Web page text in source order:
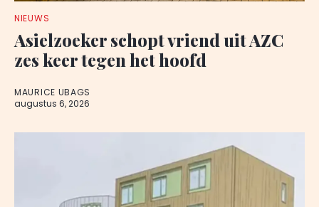
NIEUWS
Asielzoeker schopt vriend uit AZC
zes keer tegen het hoofd
MAURICE UBAGS
augustus 6, 2026